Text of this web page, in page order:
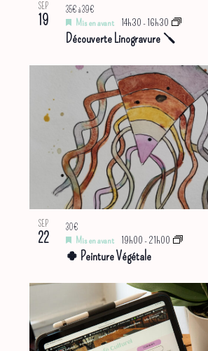
SEP
19
Découverte Linogravure 🪛
Mis en avant 14h30 -16h30
35€ à 39€
SEP
22
🍀 Peinture Végétale
Mis en avant 19h00 -21h00
30€